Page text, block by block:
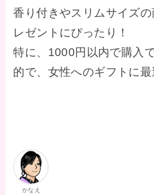
香り付きやスリムサイズ
レゼントにぴったり！
特に、1000円以内で購入
的で、女性へのギフトに最
かなえ